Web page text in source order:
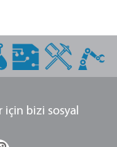
için bizi sosyal